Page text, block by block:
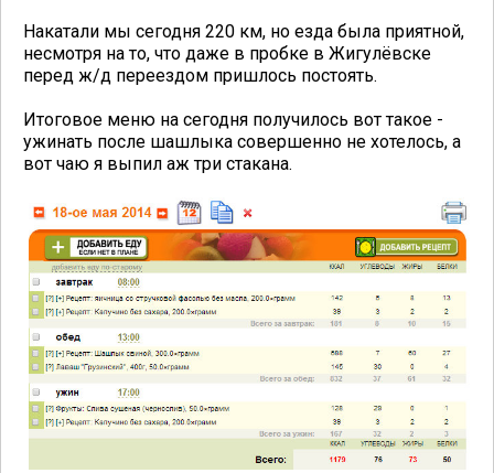
Накатали мы сегодня 220 км, но езда была приятной,
несмотря на то, что даже в пробке в Жигулёвске
перед ж/д переездом пришлось постоять.
Итоговое меню на сегодня получилось вот такое -
ужинать после шашлыка совершенно не хотелось, а
вот чаю я выпил аж три стакана.